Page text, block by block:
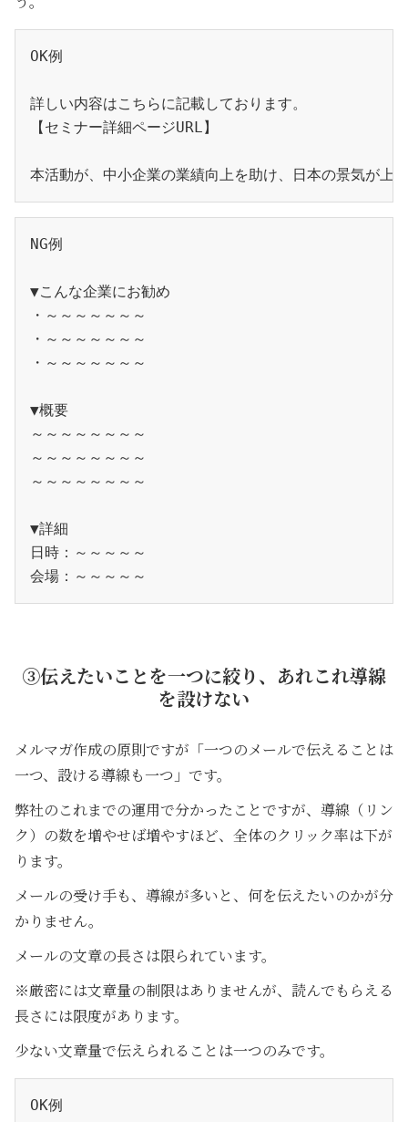
OK例
詳しい内容はこちらに記載しております。
【セミナー詳細ページURL】
本活動が、中小企業の業績向上を助け、日本の景気が上
NG例
▼こんな企業にお勧め
・～～～～～～～
・～～～～～～～
・～～～～～～～
▼概要
～～～～～～～～
～～～～～～～～
～～～～～～～～
▼詳細
日時：～～～～～
会場：～～～～～
③伝えたいことを一つに絞り、あれこれ導線
を設けない
メルマガ作成の原則ですが「一つのメールで伝えることは
一つ、設ける導線も一つ」です。
弊社のこれまでの運用で分かったことですが、導線（リン
ク）の数を増やせば増やすほど、全体のクリック率は下が
ります。
メールの受け手も、導線が多いと、何を伝えたいのかが分
かりません。
メールの文章の長さは限られています。
※厳密には文章量の制限はありませんが、読んでもらえる
長さには限度があります。
少ない文章量で伝えられることは一つのみです。
OK例